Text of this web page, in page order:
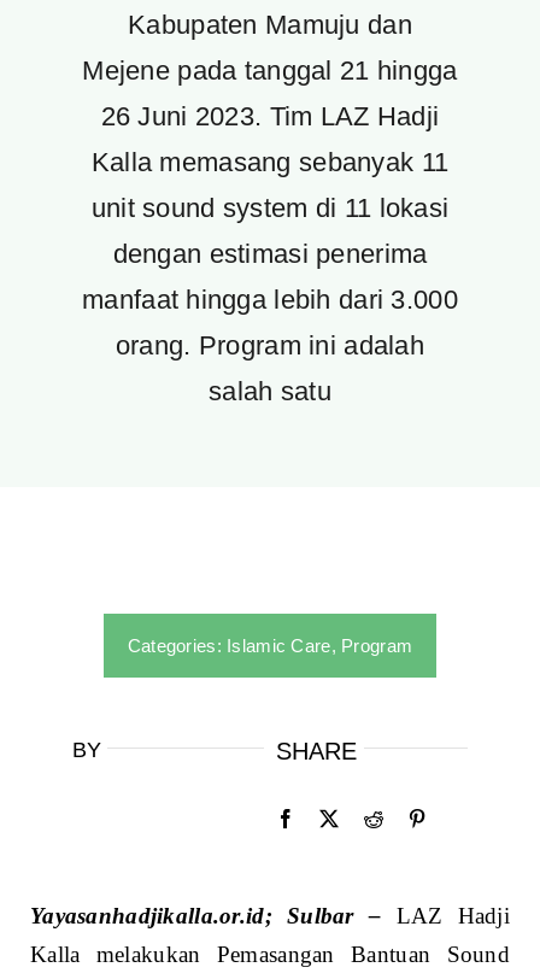
Kabupaten Mamuju dan
Mejene pada tanggal 21 hingga
26 Juni 2023. Tim LAZ Hadji
Kalla memasang sebanyak 11
unit sound system di 11 lokasi
dengan estimasi penerima
manfaat hingga lebih dari 3.000
orang. Program ini adalah
salah satu
Categories: Islamic Care, Program
BY SHARE
Yayasanhadjikalla.or.id;Sulbar–
LAZ Hadji
Kalla melakukan Pemasangan Bantuan Sound